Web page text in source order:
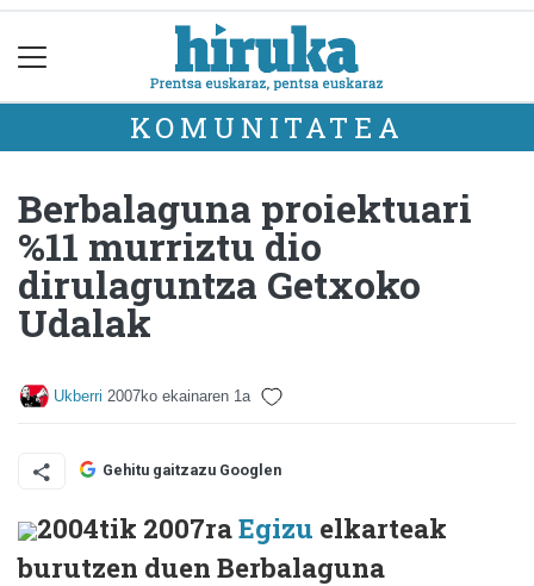
KOMUNITATEA
Berbalaguna proiektuari
%11 murriztu dio
dirulaguntza Getxoko
Udalak
Ukberri 2007ko ekainaren 1a
Gehitu gaitzazu Googlen
2004tik 2007raEgizu elkarteak
burutzen duen Berbalaguna